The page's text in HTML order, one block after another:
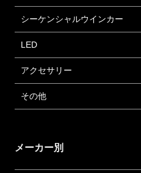
シーケンシャルウインカー
LED
アクセサリー
その他
メーカー別